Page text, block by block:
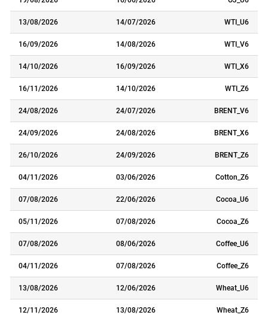
WTI_U6
14/07/2026
13/08/2026
WTI_V6
14/08/2026
16/09/2026
WTI_X6
16/09/2026
14/10/2026
WTI_Z6
14/10/2026
16/11/2026
BRENT_V6
24/07/2026
24/08/2026
BRENT_X6
24/08/2026
24/09/2026
BRENT_Z6
24/09/2026
26/10/2026
Cotton_Z6
03/06/2026
04/11/2026
Cocoa_U6
22/06/2026
07/08/2026
Cocoa_Z6
07/08/2026
05/11/2026
Coffee_U6
08/06/2026
07/08/2026
Coffee_Z6
07/08/2026
04/11/2026
Wheat_U6
12/06/2026
13/08/2026
Wheat_Z6
13/08/2026
12/11/2026